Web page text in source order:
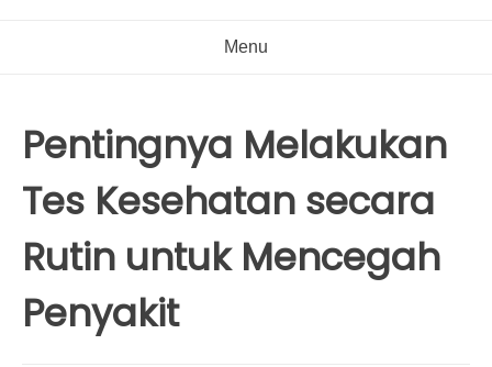
Menu
Pentingnya Melakukan
Tes Kesehatan secara
Rutin untuk Mencegah
Penyakit